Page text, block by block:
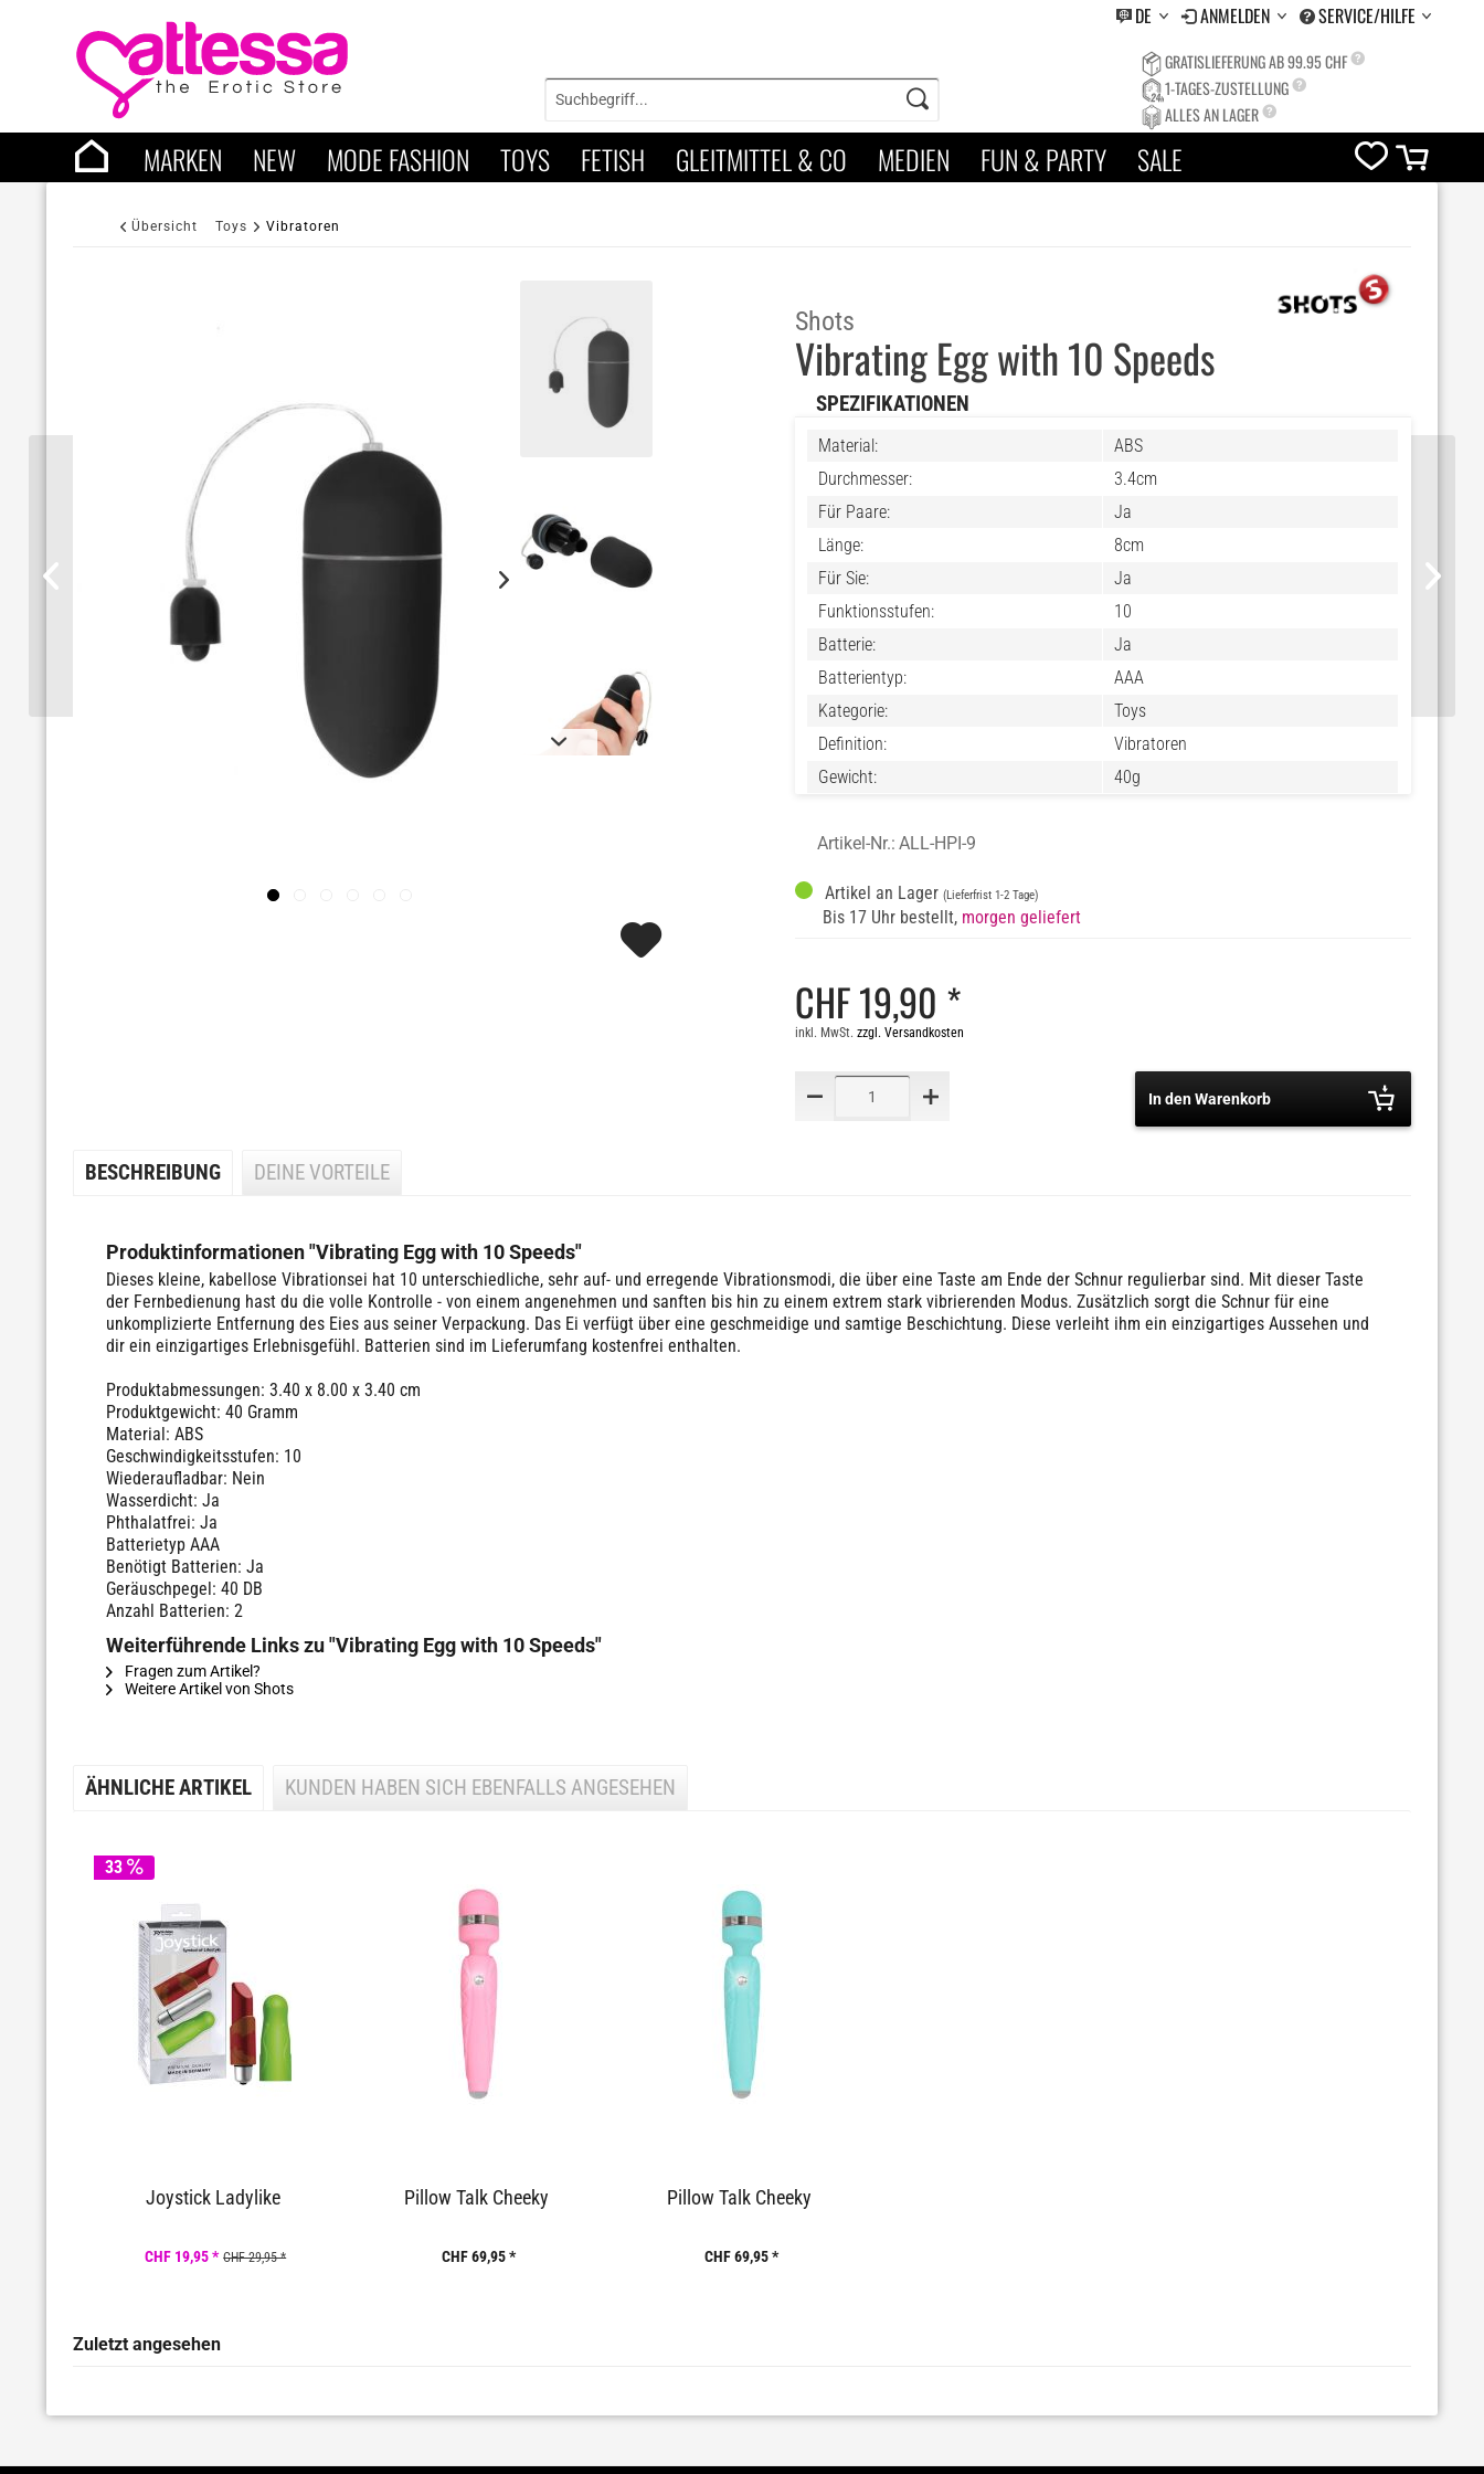
DE ANMELDEN SERVICE/HILFE
GRATISLIEFERUNG AB 99.95 CHF
1-TAGES-ZUSTELLUNG
ALLES AN LAGER
MARKEN NEW MODE FASHION TOYS FETISH GLEITMITTEL & CO MEDIEN FUN & PARTY SALE
Übersicht Toys Vibratoren
Shots
Vibrating Egg with 10 Speeds
SPEZIFIKATIONEN
Material:
ABS
Durchmesser:
3.4cm
Für Paare:
Ja
Länge:
8cm
Für Sie:
Ja
Funktionsstufen:
10
Batterie:
Ja
Batterientyp:
AAA
Kategorie:
Toys
Definition:
Vibratoren
Gewicht:
40g
Artikel-Nr.: ALL-HPI-9
Artikel an Lager(Lieferfrist 1-2 Tage)
Bis 17 Uhr bestellt, morgen geliefert
CHF 19,90 *
inkl. MwSt.zzgl. Versandkosten
In den Warenkorb
BESCHREIBUNG DEINE VORTEILE
Produktinformationen "Vibrating Egg with 10 Speeds"
Dieses kleine, kabellose Vibrationsei hat 10 unterschiedliche, sehr auf- und erregende Vibrationsmodi, die über eine Taste am Ende der Schnur regulierbar sind. Mit dieser Taste
der Fernbedienung hast du die volle Kontrolle - von einem angenehmen und sanften bis hin zu einem extrem stark vibrierenden Modus. Zusätzlich sorgt die Schnur für eine
unkomplizierte Entfernung des Eies aus seiner Verpackung. Das Ei verfügt über eine geschmeidige und samtige Beschichtung. Diese verleiht ihm ein einzigartiges Aussehen und
dir ein einzigartiges Erlebnisgefühl. Batterien sind im Lieferumfang kostenfrei enthalten.
Produktabmessungen: 3.40 x 8.00 x 3.40 cm
Produktgewicht: 40 Gramm
Material: ABS
Geschwindigkeitsstufen: 10
Wiederaufladbar: Nein
Wasserdicht: Ja
Phthalatfrei: Ja
Batterietyp AAA
Benötigt Batterien: Ja
Geräuschpegel: 40 DB
Anzahl Batterien: 2
Weiterführende Links zu "Vibrating Egg with 10 Speeds"
Fragen zum Artikel?
Weitere Artikel von Shots
ÄHNLICHE ARTIKEL KUNDEN HABEN SICH EBENFALLS ANGESEHEN
33
Joystick Ladylike
CHF 19,95 * CHF 29,95 *
Pillow Talk Cheeky
CHF 69,95 *
Pillow Talk Cheeky
CHF 69,95 *
Zuletzt angesehen